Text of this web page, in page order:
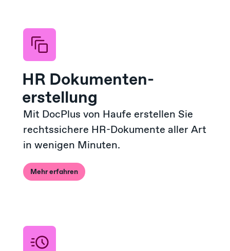
HR Dokumenten­
erstellung
Mit DocPlus von Haufe erstellen Sie
rechtssichere HR-Dokumente aller Art
in wenigen Minuten.
Mehr erfahren